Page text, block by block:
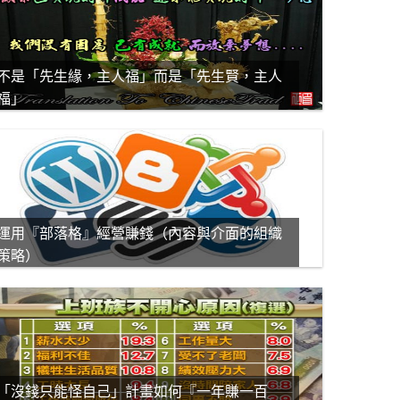
是「先生緣，主人福」而是「先生賢，主人
」
用『部落格』經營賺錢（內容與介面的組織
略）
沒錢只能怪自己」計畫如何『一年賺一百